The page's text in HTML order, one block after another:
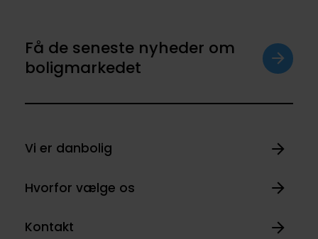
Få de seneste nyheder om
boligmarkedet
Vi er danbolig
Hvorfor vælge os
Kontakt